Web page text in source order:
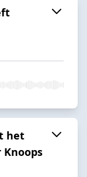
het